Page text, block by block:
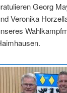
Georg
Veronika